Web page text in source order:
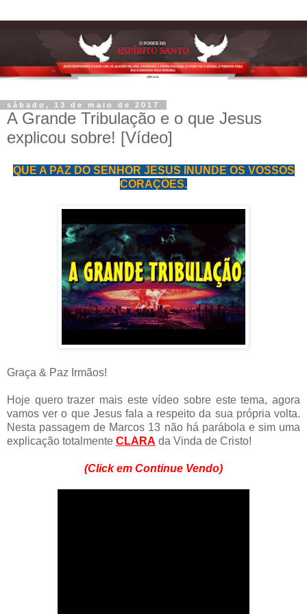
sábado, 13 de maio de 2017
A Grande Tribulação e o que Jesus
explicou sobre! [Vídeo]
QUE A PAZ DO SENHOR JESUS INUNDE OS VOSSOS
CORAÇÕES.
Graça & Paz Irmãos!
Hoje quero trazer mais este vídeo sobre este tema, agora
vamos ver o que Jesus fala a respeito da sua própria volta.
Nesta passagem de Marcos 13 não há parábola e sim uma
explicação totalmente CLARA da Vinda de Cristo!
(Click em Continue Vendo)